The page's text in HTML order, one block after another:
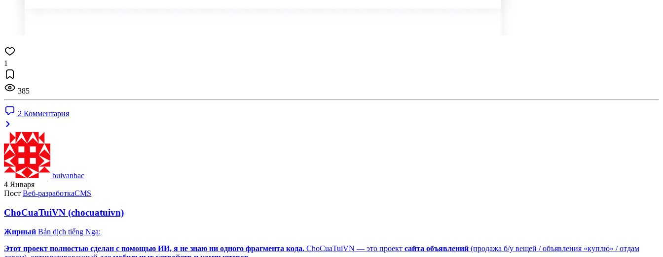
1
385
2 Комментария
buivanbac
4 Января
Пост Веб-разработкаCMS
ChoCuaTuiVN (chocuatuivn)
Жирный Bản dịch tiếng Nga:
Этот проект полностью сделан с помощью ИИ, я не знаю ни одного фрагмента кода. ChoCuaTuiVN — это проект сайта объявлений (продажа б/у вещей / объявления «куплю» / отдам